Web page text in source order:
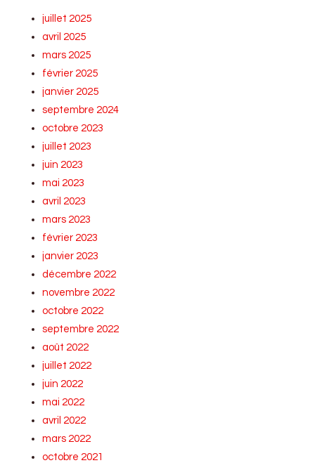
juillet 2025
avril 2025
mars 2025
février 2025
janvier 2025
septembre 2024
octobre 2023
juillet 2023
juin 2023
mai 2023
avril 2023
mars 2023
février 2023
janvier 2023
décembre 2022
novembre 2022
octobre 2022
septembre 2022
août 2022
juillet 2022
juin 2022
mai 2022
avril 2022
mars 2022
octobre 2021